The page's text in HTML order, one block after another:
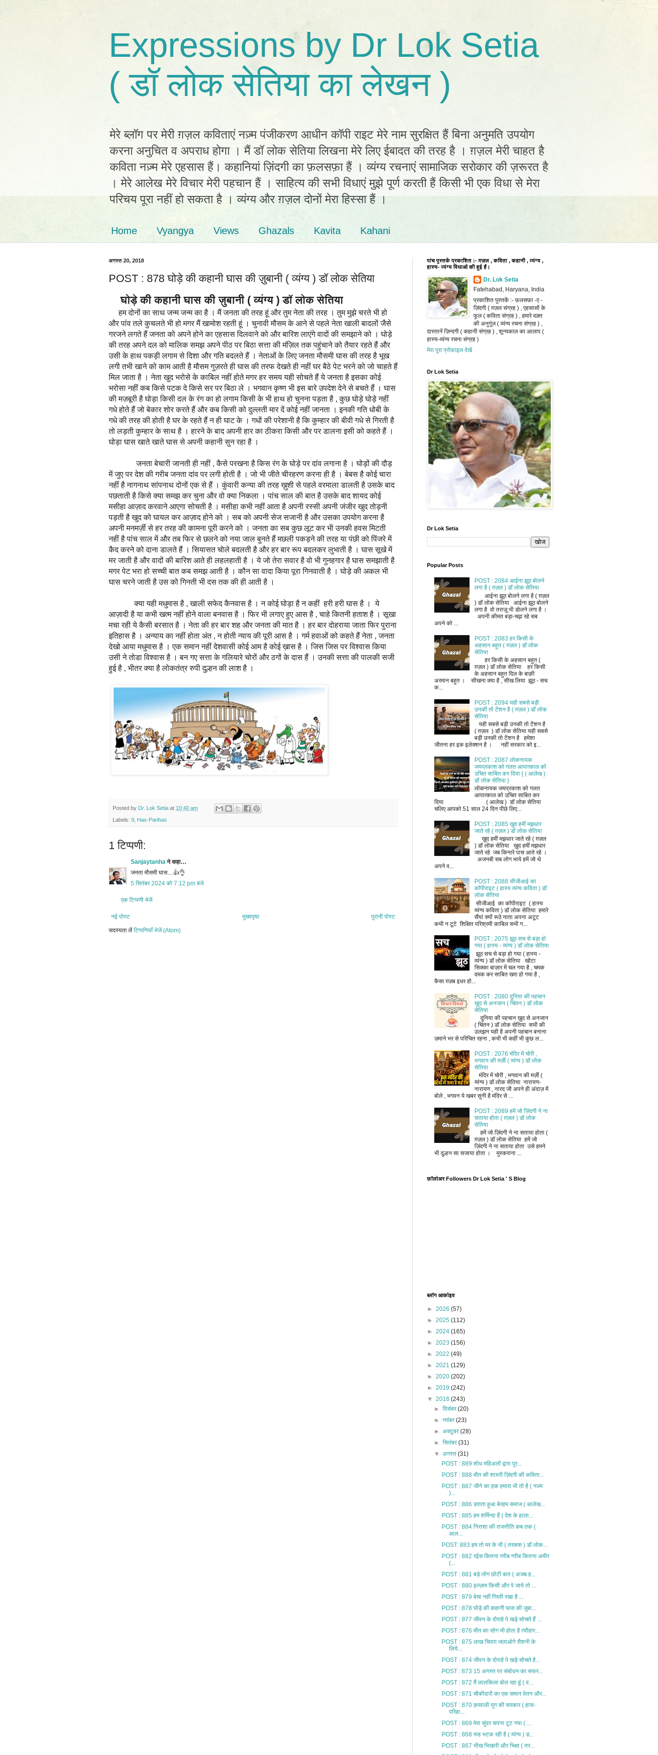
Expressions by Dr Lok Setia
( डॉ लोक सेतिया का लेखन )
मेरे ब्लॉग पर मेरी ग़ज़ल कविताएं नज़्म पंजीकरण आधीन कॉपी राइट मेरे नाम सुरक्षित हैं बिना अनुमति उपयोग
करना अनुचित व अपराध होगा । मैं डॉ लोक सेतिया लिखना मेरे लिए ईबादत की तरह है । ग़ज़ल मेरी चाहत है
कविता नज़्म मेरे एहसास हैं। कहानियां ज़िंदगी का फ़लसफ़ा हैं । व्यंग्य रचनाएं सामाजिक सरोकार की ज़रूरत है
। मेरे आलेख मेरे विचार मेरी पहचान हैं । साहित्य की सभी विधाएं मुझे पूर्ण करती हैं किसी भी एक विधा से मेरा
परिचय पूरा नहीं हो सकता है । व्यंग्य और ग़ज़ल दोनों मेरा हिस्सा हैं ।
Home Vyangya Views Ghazals Kavita Kahani
अगस्त 20, 2018
POST : 878 घोड़े की कहानी घास की ज़ुबानी ( व्यंग्य ) डॉ लोक सेतिया
घोड़े की कहानी घास की ज़ुबानी ( व्यंग्य ) डॉ लोक सेतिया
हम दोनों का साथ जन्म जन्म का है । मैं जनता की तरह हूं और तुम नेता की तरह । तुम मुझे चरते भी हो
और पांव तले कुचलते भी हो मगर मैं खामोश रहती हूं । चुनावी मौसम के आने से पहले नेता खाली बादलों जैसे
गरजने लगते हैं जनता को अपने होने का एहसास दिलवाने को और बारिश लाएंगे वादों की समझाने को । घोड़े
की तरह अपने दल को मालिक समझ अपने पीठ पर बिठा सत्ता की मंज़िल तक पहुंचाने को तैयार रहते हैं और
उसी के हाथ पकड़ी लगाम से दिशा और गति बदलते हैं । नेताओं के लिए जनता मौसमी घास की तरह है भूख
लगी तभी खाने को काम आती है मौसम गुज़रते ही घास की तरफ देखते ही नहीं घर बैठे पेट भरने को जो चाहते हैं
मिल जाता है । नेता खुद भरोसे के काबिल नहीं होते मगर हर समय यही सोचते हैं ये जनता है इसका कोई
भरोसा नहीं कब किसे पटक दे किसे सर पर बिठा ले । भगवान कृष्ण भी इस बारे उपदेश देने से बचते हैं । घास
की मज़बूरी है घोड़ा किसी दल के रंग का हो लगाम किसी के भी हाथ हो चुनना पड़ता है , कुछ घोड़े घोड़े नहीं
गधे होते हैं जो बेकार शोर करते हैं और कब किसी को दुल्लती मार दें कोई नहीं जानता । इनकी गति धोबी के
गधे की तरह की होती है घर के रहते हैं न ही घाट के । गधों की परेशानी है कि कुम्हार की बीवी गधे से गिरती है
तो लड़ती कुम्हार के साथ है । हारने के बाद अपनी हार का ठीकरा किसी और पर डालना इसी को कहते हैं ।
घोड़ा घास खाते खाते घास से अपनी कहानी सुन रहा है ।
जनता बेचारी जानती ही नहीं , कैसे परखना है किस रंग के घोड़े पर दांव लगाना है । घोड़ों की दौड़
में जुए पर देश की गरीब जनता दांव पर लगी होती है । जो भी जीते चीरहरण करना ही है । बेबस है कोई चारा
नहीं है नागनाथ सांपनाथ दोनों एक से हैं । कुंवारी कन्या की तरह ख़ुशी से पहले वरमाला डालती है उसके बाद
पछताती है किसे क्या समझ कर चुना और वो क्या निकला । पांच साल की बात है उसके बाद शायद कोई
मसीहा आज़ाद करवाने आएगा सोचती है । मसीहा कभी नहीं आता है अपनी रस्सी अपनी जंजीर खुद तोड़नी
पड़ती है खुद को घायल कर आज़ाद होने को । सब को अपनी सेज सजानी है और उसका उपयोग करना है
अपनी मनमर्ज़ी से हर तरह की कामना पूरी करने को । जनता का सब कुछ लूट कर भी उनकी हवस मिटती
नहीं है पांच साल में और तब फिर से छलने को नया जाल बुनते हैं मछली पकड़ने की तरह या पंछी को पिंजरे में
कैद करने को दाना डालते हैं । सियासत चोले बदलती है और हर बार रूप बदलकर लुभाती है । घास सूखे में
मर जाती है और वादों की बारिश आते ही लहलहाती है । ये जो तेरा सवार है वो भी गुनहगार है घास समझाती है
मगर पेट भरा हो सच्ची बात कब समझ आती है । कौन सा वादा किया पूरा गिनवाती है । घोड़े की अकल भी
घास चरने जाती है उस को गिनती भी दस तक की ही आती है ।
क्या यही मधुमास है , खाली सफेद कैनवास है । न कोई घोड़ा है न कहीं हरी हरी घास है । ये
आज़ादी है या कभी खत्म नहीं होने वाला बनवास है । फिर भी लगाए हुए आस है , चाहे कितनी हताश है । सूखा
मचा रही ये कैसी बरसात है । नेता की हर बार शह और जनता की मात है । हर बार दोहराया जाता फिर पुराना
इतिहास है । अन्याय का नहीं होता अंत , न होती न्याय की पूरी आस है । गर्म हवाओं को कहते हैं नेता , जनता
देखो आया मधुमास है । एक समान नहीं देशवासी कोई आम है कोई ख़ास है । जिस जिस पर विश्वास किया
उसी ने तोडा विश्वास है । बन गए सत्ता के गलियारे चोरों और ठगों के दास हैं । उनकी सत्ता की पालकी सजी
हुई है , भीतर क्या है लोकतंत्र रुपी दुल्हन की लाश है ।
Posted by Dr. Lok Setia at 10:40 am
Labels: 9 Has-Parihas
1 टिप्पणी:
Sanjaytanha ने कहा…
जनता मौसमी घास....👍👌
5 सितंबर 2024 को 7:12 pm बजे
एक टिप्पणी भेजें
नई पोस्ट पुरानी पोस्ट
मुख्यपृष्ठ
सदस्यता लें टिप्पणियाँ भेजें (Atom)
पांच पुस्तकें प्रकाशित :- ग़ज़ल , कविता , कहानी , व्यंग्य ,
हास्य- व्यंग्य विधाओं की हुई हैं।
Dr. Lok Setia
Fatehabad, Haryana, India
प्रकाशित पुस्तकें :- फ़लसफ़ा -ए -
ज़िंदगी ( ग़ज़ल संग्रह ) , एहसासों के
फूल ( कविता संग्रह ) , हमारे वक़्त
की अनुगूंज ( व्यंग्य रचना संग्रह ) ,
दास्तानें ज़िन्दगी ( कहानी संग्रह ) , शून्यकाल का आलाप (
हास्य-व्यंग्य रचना संग्रह )
मेरा पूरा प्रोफ़ाइल देखें
Dr Lok Setia
Dr Lok Setia
Popular Posts
POST : 2084 आईना झूठ बोलने
लगा है ( ग़ज़ल ) डॉ लोक सेतिया
आईना झूठ बोलने लगा है ( ग़ज़ल
) डॉ लोक सेतिया आईना झूठ बोलने
लगा है वो तराज़ू भी डोलने लगा है ।
अपनी कीमत बड़ा-चढ़ा रहे सब
अपने को ...
POST : 2083 हर किसी के
अहसान बहुत ( ग़ज़ल ) डॉ लोक
सेतिया
हर किसी के अहसान बहुत (
ग़ज़ल ) डॉ लोक सेतिया हर किसी
के अहसान बहुत दिल के बाक़ी
अरमान बहुत । सीखना क्या है , सीख लिया झूठ - सच
क...
POST : 2094 यही सबसे बड़ी
उनकी तो टेंशन है ( ग़ज़ल ) डॉ लोक
सेतिया
यही सबसे बड़ी उनकी तो टेंशन है
( ग़ज़ल ) डॉ लोक सेतिया यही सबसे
बड़ी उनकी तो टेंशन है हमेशा
जीतना हर इक इलेक्शन है । नहीं सरकार को इ...
POST : 2087 लोकनायक
जयप्रकाश को गलत आपात्काल को
उचित साबित कर दिया { ( आलेख )
डॉ लोक सेतिया }
लोकनायक जयप्रकाश को गलत
आपात्काल को उचित साबित कर
दिया ( आलेख ) डॉ लोक सेतिया
चलिए आपको 51 साल 24 दिन पीछे लिए...
POST : 2085 ख़ुद हमीं मझधार
जाते रहे ( ग़ज़ल ) डॉ लोक सेतिया
ख़ुद हमीं मझधार जाते रहे ( ग़ज़ल
) डॉ लोक सेतिया ख़ुद हमीं मझधार
जाते रहे जब किनारे पास आते रहे ।
अजनबी सब लोग भाये हमें जो थे
अपने व...
POST : 2088 सीजीआई का
कॉपीराइट ( हास्य व्यंग्य कविता ) डॉ
लोक सेतिया
सीजीआई का कॉपीराइट ( हास्य
व्यंग्य कविता ) डॉ लोक सेतिया हमारे
सैंयां क्यों रूठे नाता अपना अटूट
कभी न टूटे शिक्षित परिश्रमी काबिल सभी ग...
POST : 2075 झूठ सच से बड़ा हो
गया ( हास्य - व्यंग्य ) डॉ लोक सेतिया
झूठ सच से बड़ा हो गया ( हास्य -
व्यंग्य ) डॉ लोक सेतिया खोटा
सिक्का बाज़ार में चल गया है , चमक
दमक कर साबित खरा हो गया है ,
कैसा ग़ज़ब इधर हो...
POST : 2080 दुनिया की पहचान
ख़ुद से अनजान ( चिंतन ) डॉ लोक
सेतिया
दुनिया की पहचान ख़ुद से अनजान
( चिंतन ) डॉ लोक सेतिया सभी की
उलझन यही है अपनी पहचान बनाना
ज़माने भर से परिचित रहना , कभी भी कहीं भी कुछ ल...
POST : 2076 मंदिर में चोरी ,
भगवान की मर्ज़ी ( व्यंग्य ) डॉ लोक
सेतिया
मंदिर में चोरी , भगवान की मर्ज़ी (
व्यंग्य ) डॉ लोक सेतिया नारायण-
नारायण , नारद जी अपने ही अंदाज़ में
बोले , भगवन ये खबर सुनी है मंदिर से ...
POST : 2089 हमें जो ज़िंदगी ने ना
सताया होता ( ग़ज़ल ) डॉ लोक
सेतिया
हमें जो ज़िंदगी ने ना सताया होता (
ग़ज़ल ) डॉ लोक सेतिया हमें जो
ज़िंदगी ने ना सताया होता उसे हमने
भी दुल्हन सा सजाया होता । मुस्कराना ...
फ़ॉलोअर Followers Dr Lok Setia ' S Blog
ब्लॉग आर्काइव
► 2026 (57)
► 2025 (112)
► 2024 (165)
► 2023 (156)
► 2022 (49)
► 2021 (129)
► 2020 (202)
► 2019 (242)
▼ 2018 (243)
►दिसंबर(20)
►नवंबर(23)
►अक्टूबर(28)
►सितंबर(31)
▼अगस्त(31)
POST : 889 शोध महिअलों द्वारा पुर...
POST : 888 मौत की शायरी ज़िंदगी की कविता...
POST : 887 जीने का हक हमारा भी तो है ( नज़्म
)...
POST : 886 डराता हुआ बेरहम समाज ( आलेख...
POST : 885 हम शर्मिन्दा हैं ( देश के हाला...
POST : 884 निराशा की राजनीति कब तक (
आल...
POST: 883 हम तो मर के भी ( तरकश ) डॉ लोक...
POST : 882 रईस कितना गरीब गरीब कितना अमीर
(...
POST : 881 बड़े लोग छोटी बात ( अजब ह...
POST : 880 इल्ज़ाम किसी और पे जाये तो ...
POST : 879 बेचा नहीं गिरवी रखा है ...
POST : 878 घोड़े की कहानी घास की ज़ुबा...
POST : 877 जीवन के दोराहे पे खड़े सोचते हैं ...
POST : 876 मौत का सोग भी होता है त्यौहार...
POST : 875 लाख चिराग़ जलाओगे रौशनी के
लिये...
POST : 874 जीवन के दोराहे पे खड़े सोचते है...
POST : 873 15 अगस्त पर संबोधन का सफर...
POST : 872 मैं लालकिला बोल रहा हूं ( व...
POST : 871 चौकीदारों का एक समान वेतन और...
POST : 870 क़व्वाली युग की सरकार ( हास-
परिहा...
POST : 869 मेरा सुंदर सपना टूट गया ( ...
POST : 868 रूह भटक रही है ( व्यंग्य ) ड...
POST : 867 भीख भिखारी और भिक्षा ( तर...